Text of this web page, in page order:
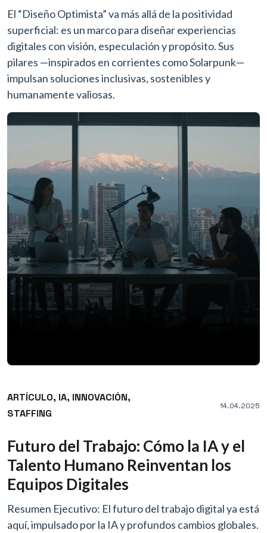
El “Diseño Optimista” va más allá de la positividad
superficial: es un marco para diseñar experiencias
digitales con visión, especulación y propósito. Sus
pilares —inspirados en corrientes como Solarpunk—
impulsan soluciones inclusivas, sostenibles y
humanamente valiosas.
ARTÍCULO, IA, INNOVACIÓN,
STAFFING
14.04.2025
Futuro del Trabajo: Cómo la IA y el
Talento Humano Reinventan los
Equipos Digitales
Resumen Ejecutivo: El futuro del trabajo digital ya está
aquí, impulsado por la IA y profundos cambios globales.